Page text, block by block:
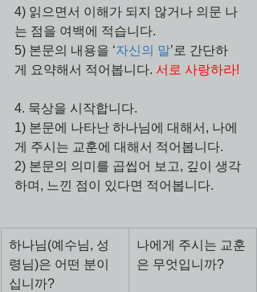
4) 읽으면서 이해가 되지 않거나 의문 나
는 점을 여백에 적습니다.
5) 본문의 내용을 ‘자신의 말’로 간단하
게 요약해서 적어봅니다. 서로 사랑하라!
4. 묵상을 시작합니다.
1) 본문에 나타난 하나님에 대해서, 나에
게 주시는 교훈에 대해서 적어봅니다.
2) 본문의 의미를 곱씹어 보고, 깊이 생각
하며, 느낀 점이 있다면 적어봅니다.
하나님(예수님, 성
령님)은 어떤 분이
십니까?
나에게 주시는 교훈
은 무엇입니까?